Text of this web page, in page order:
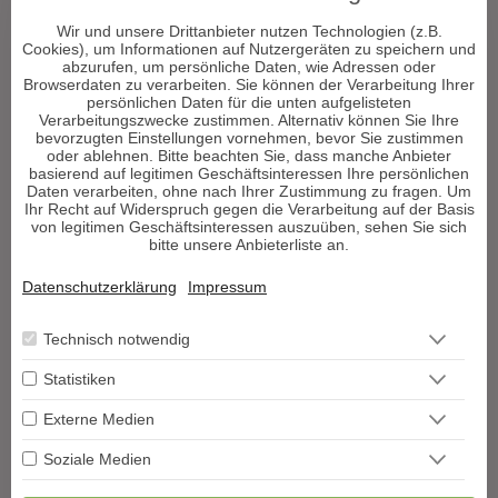
Hellsehen & Wahrsagen
Astrologie & Horoskope
Medium & Channeling
Psych. Lebensberatung
Liebe & Partnerschaft
Beruf & Karriere
Sonstige Bereiche
Berater werden
Impressum
AGB
Hilfe
Wir und unsere Drittanbieter nutzen Technologien (z.B.
Cookies), um Informationen auf Nutzergeräten zu speichern und
abzurufen, um persönliche Daten, wie Adressen oder
Browserdaten zu verarbeiten. Sie können der Verarbeitung Ihrer
persönlichen Daten für die unten aufgelisteten
Verarbeitungszwecke zustimmen. Alternativ können Sie Ihre
bevorzugten Einstellungen vornehmen, bevor Sie zustimmen
oder ablehnen. Bitte beachten Sie, dass manche Anbieter
basierend auf legitimen Geschäftsinteressen Ihre persönlichen
Daten verarbeiten, ohne nach Ihrer Zustimmung zu fragen. Um
Ihr Recht auf Widerspruch gegen die Verarbeitung auf der Basis
von legitimen Geschäftsinteressen auszuüben, sehen Sie sich
bitte unsere Anbieterliste an.
Datenschutzerklärung Impressum
Technisch notwendig
Statistiken
Externe Medien
Soziale Medien